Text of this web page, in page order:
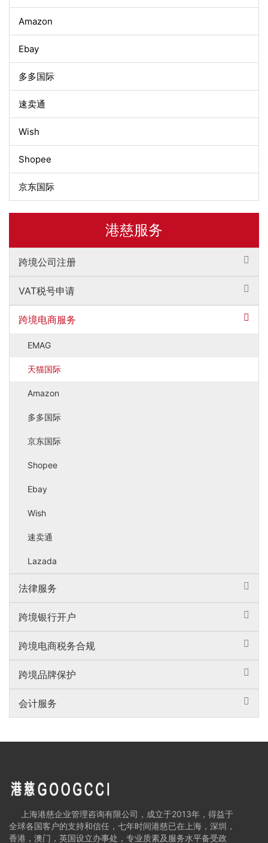
Amazon
Ebay
多多国际
速卖通
Wish
Shopee
京东国际
港慈服务
跨境公司注册
VAT税号申请
跨境电商服务
EMAG
天猫国际
Amazon
多多国际
京东国际
Shopee
Ebay
Wish
速卖通
Lazada
法律服务
跨境银行开户
跨境电商税务合规
跨境品牌保护
会计服务
上海港慈企业管理咨询有限公司，成立于2013年，得益于
全球各国客户的支持和信任，七年时间港慈已在上海，深圳，
香港，澳门，英国设立办事处，专业质素及服务水平备受政